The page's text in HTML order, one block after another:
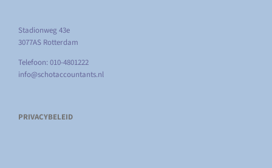
Stadionweg 43e
3077AS Rotterdam
Telefoon: 010-4801222
info@schotaccountants.nl
PRIVACYBELEID